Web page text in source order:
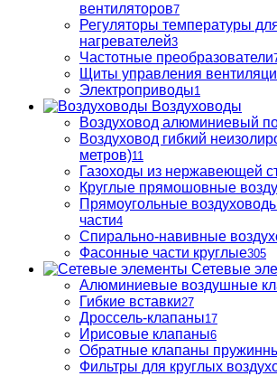
вентиляторов7
Регуляторы температуры
нагревателей3
Частотные преобразователи
Щиты управления
Электроприводы1
Воздуховоды
Воздуховод алюминиевый
Воздуховод гибкий
метров)11
Газоходы из нержавеющей
Круглые прямошовные
Прямоугольные
части4
Спирально-навивные
Фасонные части круглые305
Сетевые
Алюминиевые воздушные
Гибкие вставки27
Дроссель-клапаны17
Ирисовые клапаны6
Обратные клапаны
Фильтры для круглых